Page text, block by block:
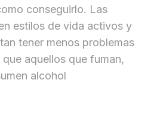
conseguirlo. Las
estilos de vida activos y
tener menos problemas
aquellos que fuman,
alcohol